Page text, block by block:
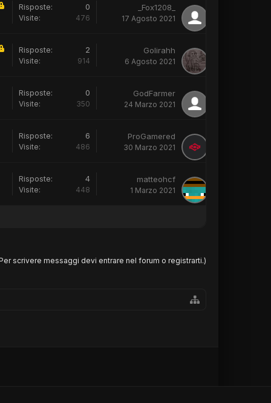
Risposte: 0
Visite: 476
_Fox1208_
17 Agosto 2021
Risposte: 2
Visite: 914
Golirahh
6 Agosto 2021
Risposte: 0
Visite: 350
GodFarmer
24 Marzo 2021
Risposte: 6
Visite: 486
ProGamered
30 Marzo 2021
Risposte: 4
Visite: 448
matteohcf
1 Marzo 2021
scrivere messaggi devi entrare nel forum o registrarti.)